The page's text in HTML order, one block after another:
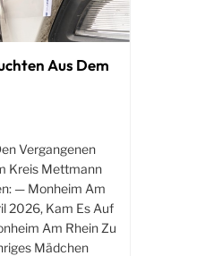
Aus Dem
Vergangenen
Kreis Mettmann
— Monheim Am
2026, Kam Es Auf
Am Rhein Zu
Mädchen